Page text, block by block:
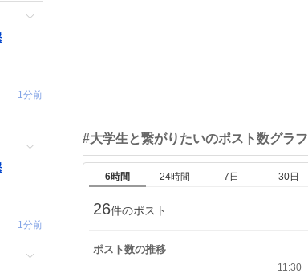
1分前
1分前
#大学生と繋がりたいのポスト数グラフ
6時間 24時間 7日 30日
26件のポスト
ポスト数の推移
11:30